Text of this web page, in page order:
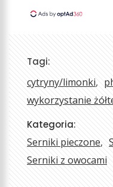
Tagi:
cytryny/limonki
wykorzystanie
Kategoria:
Serniki pieczone
Serniki z owocami